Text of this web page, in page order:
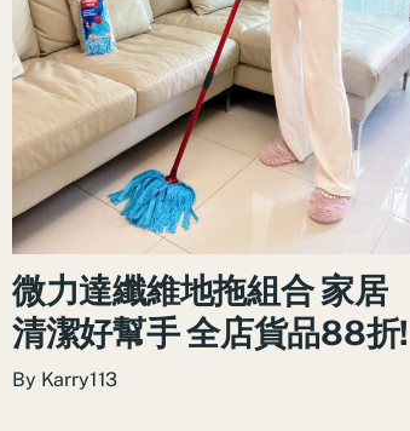
微力達纖維地拖組合 家居
清潔好幫手 全店貨品88折!
By Karry113